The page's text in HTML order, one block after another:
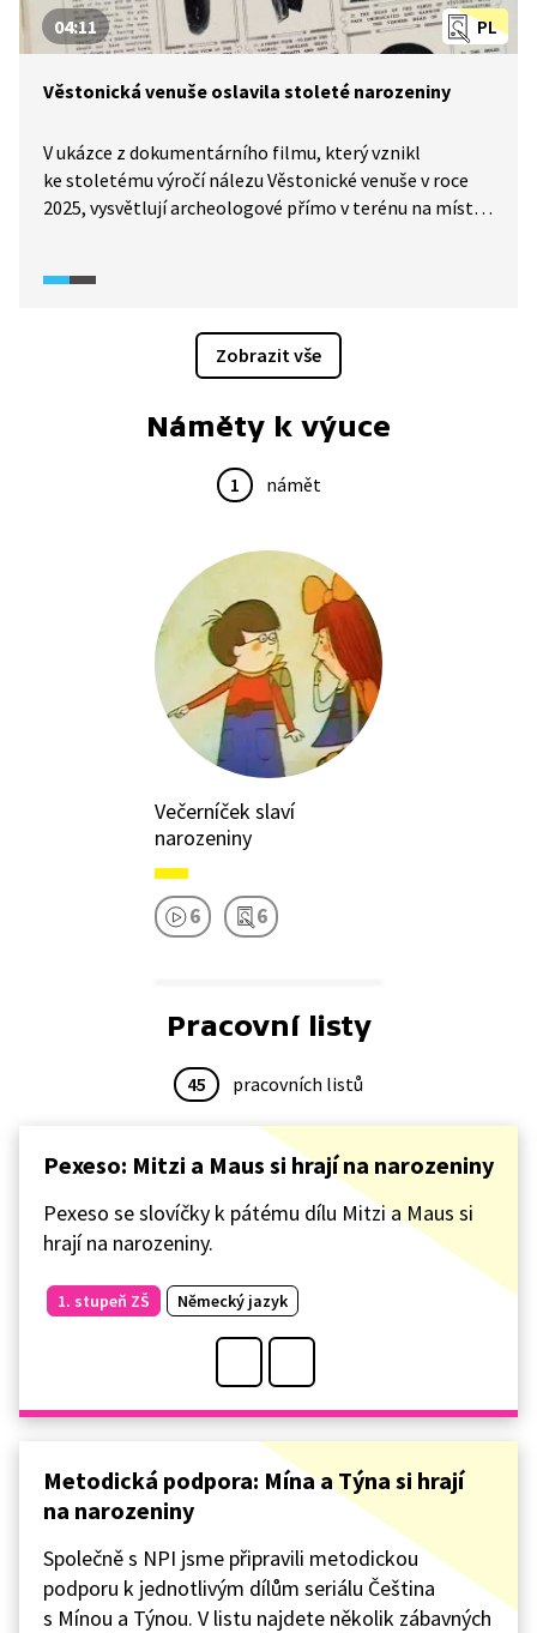
PL
04:11
Věstonická venuše oslavila stoleté narozeniny
V ukázce z dokumentárního filmu, který vznikl
ke stoletému výročí nálezu Věstonické venuše v roce
2025, vysvětlují archeologové přímo v terénu na místě
se jedná o přibližné místo. Dozvíme se také o způsobu
Zobrazit vše
Náměty k výuce
1 námět
Večerníček slaví
narozeniny
6 6
Pracovní listy
45 pracovních listů
Pexeso: Mitzi a Maus si hrají na narozeniny
Pexeso se slovíčky k pátému dílu Mitzi a Maus si
hrají na narozeniny.
1. stupeň ZŠ Německý jazyk
Metodická podpora: Mína a Týna si hrají
na narozeniny
Společně s NPI jsme připravili metodickou
podporu k jednotlivým dílům seriálu Čeština
s Mínou a Týnou. V listu najdete několik zábavných